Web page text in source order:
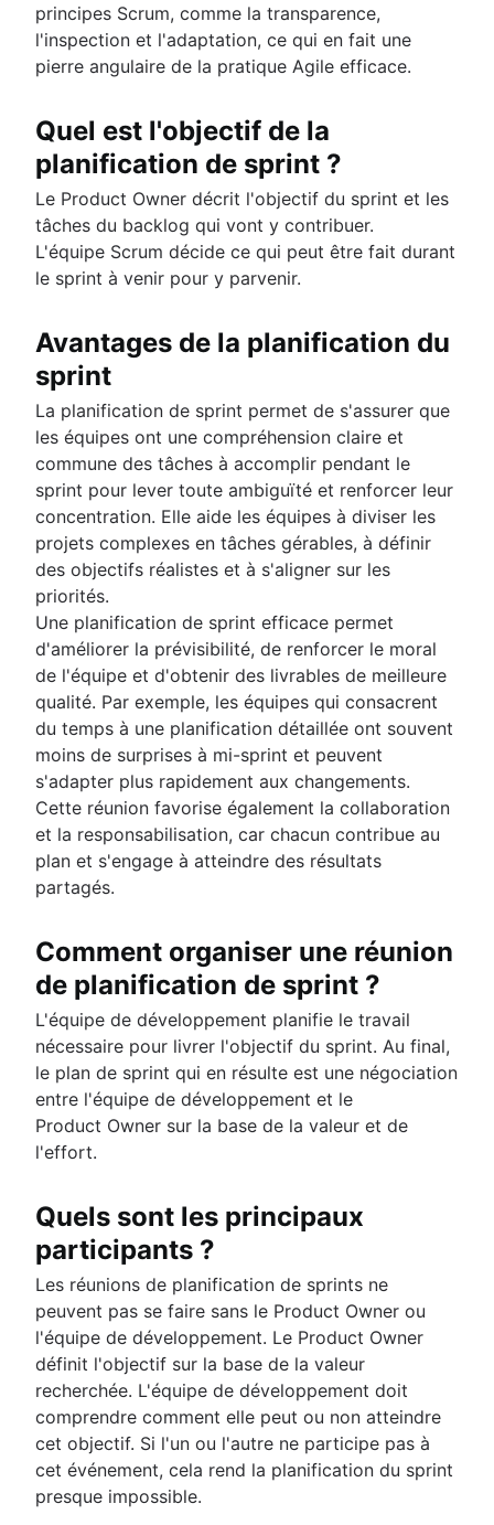
principes Scrum, comme la transparence,
l'inspection et l'adaptation, ce qui en fait une
pierre angulaire de la pratique Agile efficace.
Quel est l'objectif de la
planification de sprint ?
Le Product Owner décrit l'objectif du sprint et les
tâches du backlog qui vont y contribuer.
L'équipe Scrum décide ce qui peut être fait durant
le sprint à venir pour y parvenir.
Avantages de la planification du
sprint
La planification de sprint permet de s'assurer que
les équipes ont une compréhension claire et
commune des tâches à accomplir pendant le
sprint pour lever toute ambiguïté et renforcer leur
concentration. Elle aide les équipes à diviser les
projets complexes en tâches gérables, à définir
des objectifs réalistes et à s'aligner sur les
priorités.
Une planification de sprint efficace permet
d'améliorer la prévisibilité, de renforcer le moral
de l'équipe et d'obtenir des livrables de meilleure
qualité. Par exemple, les équipes qui consacrent
du temps à une planification détaillée ont souvent
moins de surprises à mi-sprint et peuvent
s'adapter plus rapidement aux changements.
Cette réunion favorise également la collaboration
et la responsabilisation, car chacun contribue au
plan et s'engage à atteindre des résultats
partagés.
Comment organiser une réunion
de planification de sprint ?
L'équipe de développement planifie le travail
nécessaire pour livrer l'objectif du sprint. Au final,
le plan de sprint qui en résulte est une négociation
entre l'équipe de développement et le
Product Owner sur la base de la valeur et de
l'effort.
Quels sont les principaux
participants ?
Les réunions de planification de sprints ne
peuvent pas se faire sans le Product Owner ou
l'équipe de développement. Le Product Owner
définit l'objectif sur la base de la valeur
recherchée. L'équipe de développement doit
comprendre comment elle peut ou non atteindre
cet objectif. Si l'un ou l'autre ne participe pas à
cet événement, cela rend la planification du sprint
presque impossible.